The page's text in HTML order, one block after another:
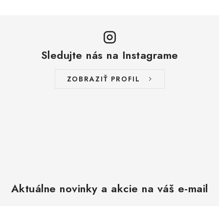
Sledujte nás na Instagrame
ZOBRAZIŤ PROFIL
Aktuálne novinky a akcie na váš e-mail